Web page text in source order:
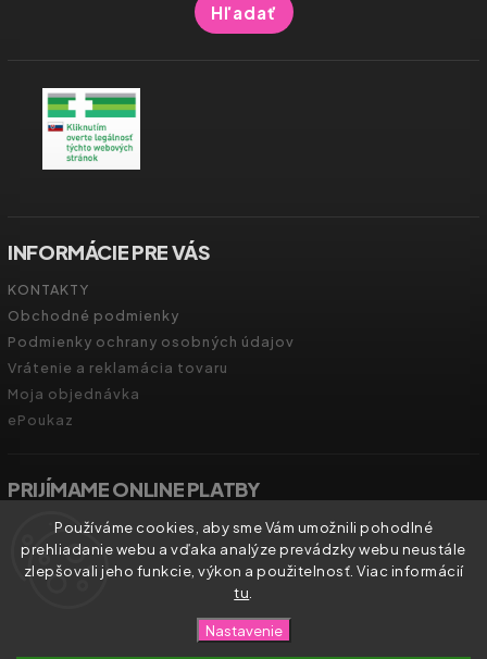
Používáme cookies, aby sme Vám umožnili pohodlné
prehliadanie webu a vďaka analýze prevádzky webu neustále
zlepšovali jeho funkcie, výkon a použitelnosť. Viac informácií
tu
Nastavenie
Hľadať
INFORMÁCIE PRE VÁS
KONTAKTY
Obchodné podmienky
Podmienky ochrany osobných údajov
Vrátenie a reklamácia tovaru
Moja objednávka
ePoukaz
PRIJÍMAME ONLINE PLATBY
Zdravíčko.shop. Všetky práva vyhradené.
Shoptet| DesignShoptak.cz.